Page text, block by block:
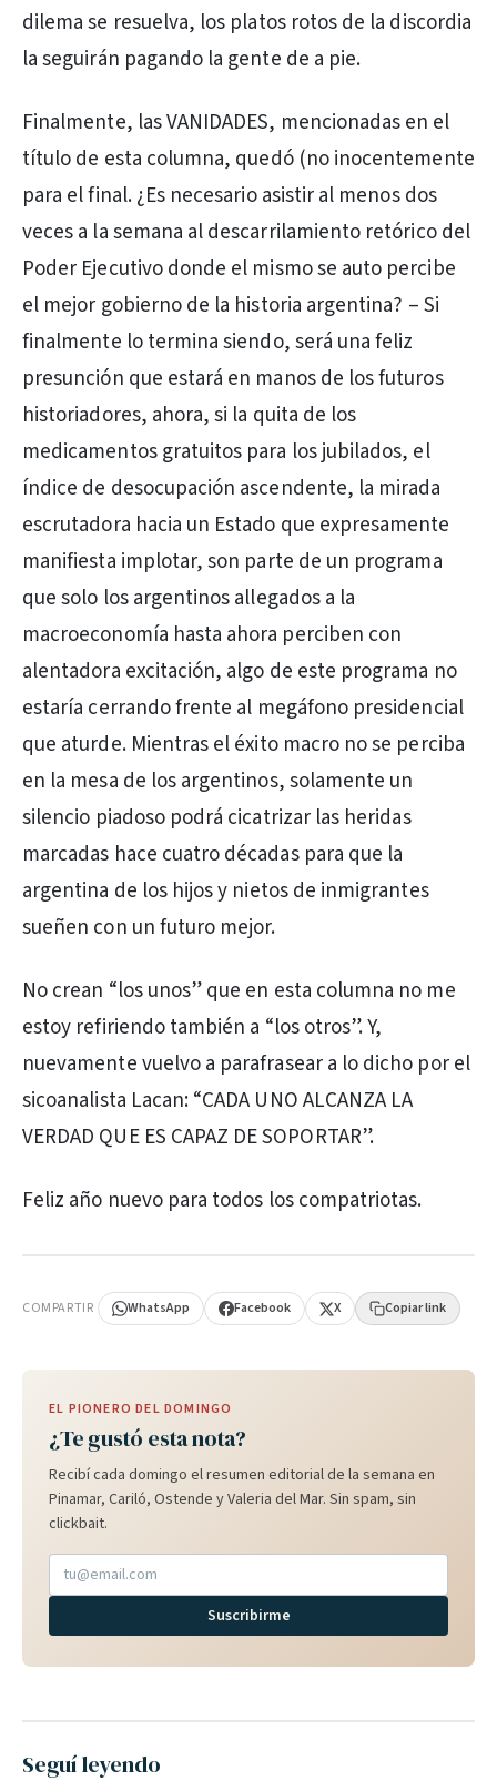
dilema se resuelva, los platos rotos de la discordia
la seguirán pagando la gente de a pie.
Finalmente, las VANIDADES, mencionadas en el
título de esta columna, quedó (no inocentemente
para el final. ¿Es necesario asistir al menos dos
veces a la semana al descarrilamiento retórico del
Poder Ejecutivo donde el mismo se auto percibe
el mejor gobierno de la historia argentina? – Si
finalmente lo termina siendo, será una feliz
presunción que estará en manos de los futuros
historiadores, ahora, si la quita de los
medicamentos gratuitos para los jubilados, el
índice de desocupación ascendente, la mirada
escrutadora hacia un Estado que expresamente
manifiesta implotar, son parte de un programa
que solo los argentinos allegados a la
macroeconomía hasta ahora perciben con
alentadora excitación, algo de este programa no
estaría cerrando frente al megáfono presidencial
que aturde. Mientras el éxito macro no se perciba
en la mesa de los argentinos, solamente un
silencio piadoso podrá cicatrizar las heridas
marcadas hace cuatro décadas para que la
argentina de los hijos y nietos de inmigrantes
sueñen con un futuro mejor.
No crean “los unos” que en esta columna no me
estoy refiriendo también a “los otros”. Y,
nuevamente vuelvo a parafrasear a lo dicho por el
sicoanalista Lacan: “CADA UNO ALCANZA LA
VERDAD QUE ES CAPAZ DE SOPORTAR”.
Feliz año nuevo para todos los compatriotas.
COMPARTIR WhatsApp Facebook X Copiar link
EL PIONERO DEL DOMINGO
¿Te gustó esta nota?
Recibí cada domingo el resumen editorial de la semana en
Pinamar, Cariló, Ostende y Valeria del Mar. Sin spam, sin
clickbait.
Suscribirme
Seguí leyendo